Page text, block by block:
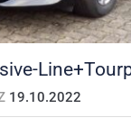
19.10.2022